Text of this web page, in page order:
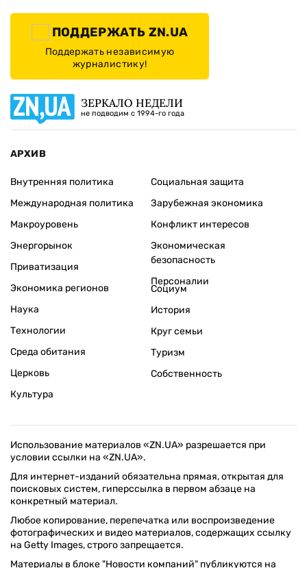
ПОДДЕРЖАТЬ ZN.UA
Поддержать независимую
журналистику!
ЗЕРКАЛО НЕДЕЛИ
не подводим с 1994-го года
АРХИВ
Внутренняя политика
Международная политика
Макроуровень
Энергорынок
Приватизация
Экономика регионов
Социальная защита
Зарубежная экономика
Конфликт интересов
Экономическая
безопасность
Персоналии
Наука
Технологии
Среда обитания
Церковь
Культура
Социум
История
Круг семьи
Туризм
Собственность
Использование материалов «ZN.UA» разрешается при
условии ссылки на «ZN.UA».
Для интернет-изданий обязательна прямая, открытая для
поисковых систем, гиперссылка в первом абзаце на
конкретный материал.
Любое копирование, перепечатка или воспроизведение
фотографических и видео материалов, содержащих ссылку
на Getty Images, строго запрещается.
Материалы в блоке "Новости компаний" публикуются на